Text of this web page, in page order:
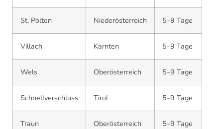
St. Pölten Niederösterreich 5–9 Tage
Villach Kärnten 5–9 Tage
Wels Oberösterreich 5–9 Tage
Schnellverschluss Tirol 5–9 Tage
Traun Oberösterreich 5–9 Tage